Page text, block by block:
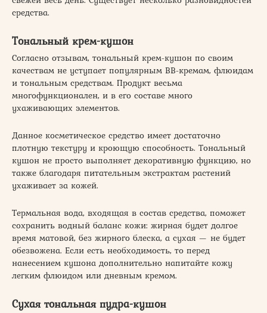
средства.
Тональный крем-кушон
Согласно отзывам, тональный крем-кушон по своим
качествам не уступает популярным ВВ-кремам, флюидам
и тональным средствам. Продукт весьма
многофункционален, и в его составе много
ухаживающих элементов.
Данное косметическое средство имеет достаточно
плотную текстуру и кроющую способность. Тональный
кушон не просто выполняет декоративную функцию, но
также благодаря питательным экстрактам растений
ухаживает за кожей.
Термальная вода, входящая в состав средства, поможет
сохранить водный баланс кожи: жирная будет долгое
время матовой, без жирного блеска, а сухая — не будет
обезвожена. Если есть необходимость, то перед
нанесением кушона дополнительно напитайте кожу
легким флюидом или дневным кремом.
Сухая тональная пудра-кушон